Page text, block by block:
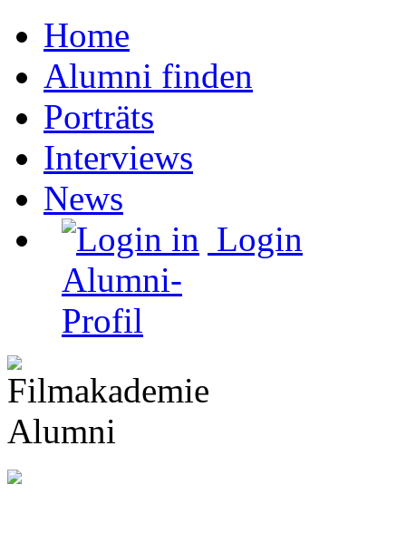
Home
Alumni finden
Porträts
Interviews
News
Login